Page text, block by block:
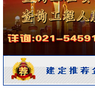
园林设施 [采购中]
阀门组件室外排水等 [
幕墙 [采购中]
夯实机
[采购中]
门窗玻璃